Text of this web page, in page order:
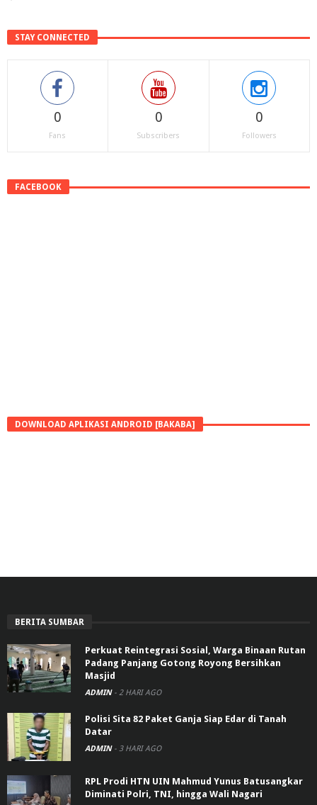
STAY CONNECTED
0
Fans
0
Subscribers
0
Followers
FACEBOOK
DOWNLOAD APLIKASI ANDROID [BAKABA]
BERITA SUMBAR
Perkuat Reintegrasi Sosial, Warga Binaan Rutan
Padang Panjang Gotong Royong Bersihkan
Masjid
ADMIN - 2 HARI AGO
Polisi Sita 82 Paket Ganja Siap Edar di Tanah
Datar
ADMIN - 3 HARI AGO
RPL Prodi HTN UIN Mahmud Yunus Batusangkar
Diminati Polri, TNI, hingga Wali Nagari